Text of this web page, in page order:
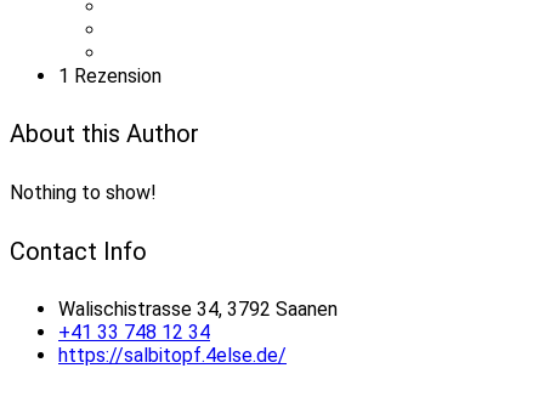
1 Rezension
About this Author
Nothing to show!
Contact Info
Walischistrasse 34, 3792 Saanen
+41 33 748 12 34
https://salbitopf.4else.de/